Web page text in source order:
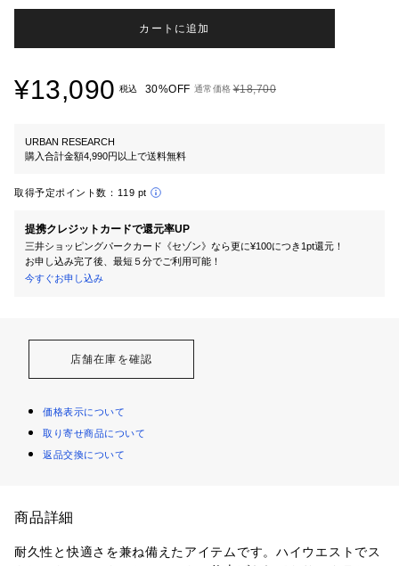
カートに追加
¥13,090 税込 30%OFF 通常価格 ¥18,700
URBAN RESEARCH
購入合計金額4,990円以上で送料無料
取得予定ポイント数： 119 pt
提携クレジットカードで還元率UP
三井ショッピングパークカード《セゾン》なら更に¥100につき1pt還元！
お申し込み完了後、最短５分でご利用可能！
今すぐお申し込み
店舗在庫を確認
価格表示について
取り寄せ商品について
返品交換について
商品詳細
耐久性と快適さを兼ね備えたアイテムです。ハイウエストでス